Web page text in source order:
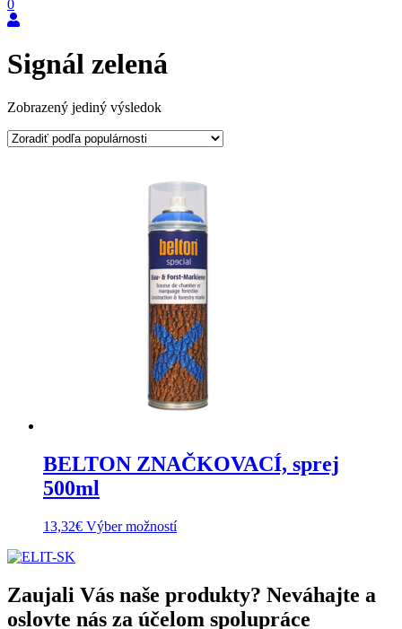
0
Signál zelená
Zobrazený jediný výsledok
BELTON ZNAČKOVACÍ, sprej
500ml
13,32€ Výber možnostíThis
variants.
The
options
Zaujali Vás naše produkty? Neváhajte a
oslovte nás za účelom spolupráce